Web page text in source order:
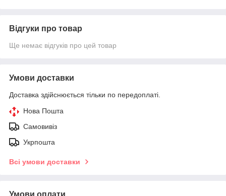
Відгуки про товар
Ще немає відгуків про цей товар
Умови доставки
Доставка здійснюється тільки по передоплаті.
Нова Пошта
Самовивіз
Укрпошта
Всі умови доставки
Умови оплати